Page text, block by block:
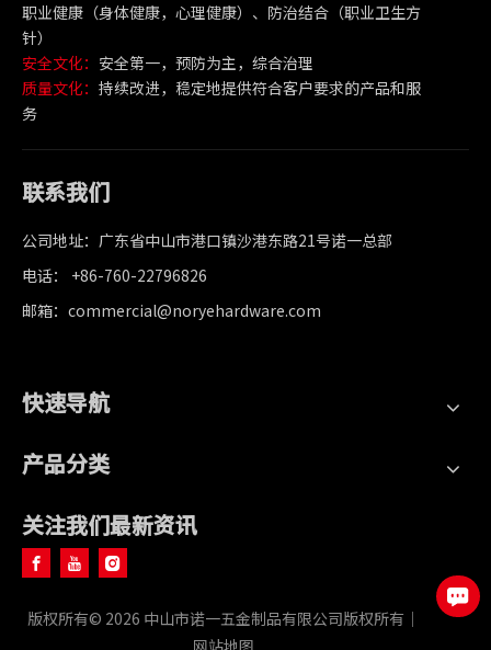
职业健康（身体健康，心理健康）、防治结合（职业卫生方
针）
安全文化： 安全第一，预防为主，综合治理
质量文化： 持续改进，稳定地提供符合客户要求的产品和服
务
联系我们
公司地址：广东省中山市港口镇沙港东路21号诺一总部
电话： +86-760-22796826
邮箱：commercial@noryehardware.com
快速导航
产品分类
关注我们最新资讯
版权所有© 2026 中山市诺一五金制品有限公司版权所有｜
网站地图